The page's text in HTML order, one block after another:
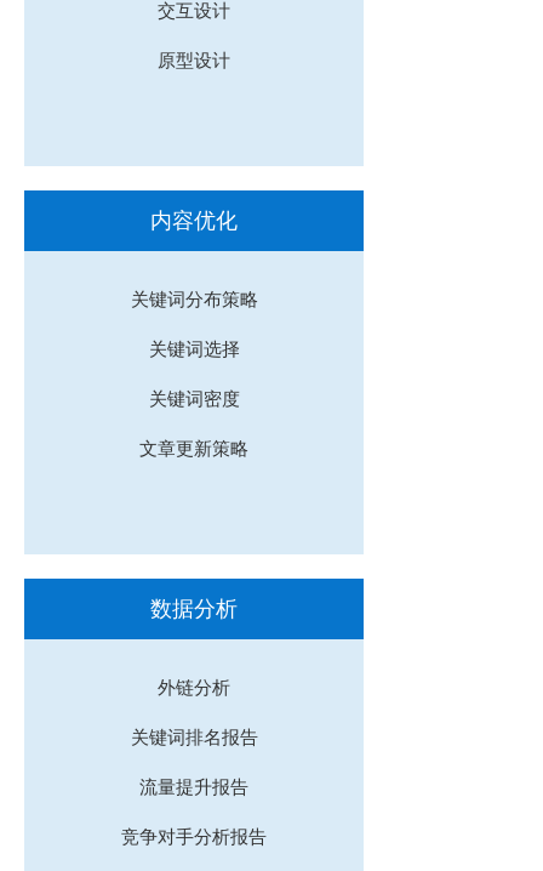
交互设计
原型设计
内容优化
关键词分布策略
关键词选择
关键词密度
文章更新策略
数据分析
外链分析
关键词排名报告
流量提升报告
竞争对手分析报告